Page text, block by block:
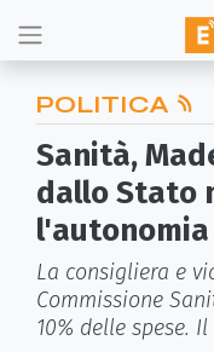
POLITICA
Sanità,
dallo Stato
La consigliera e
Commissione
10% delle spese.